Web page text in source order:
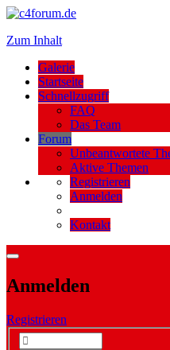
Zum Inhalt
Galerie
Startseite
Schnellzugriff
FAQ
Das Team
Forum
Unbeantwortete
Aktive Themen
Registrieren
Anmelden
Kontakt
Anmelden
Registrieren